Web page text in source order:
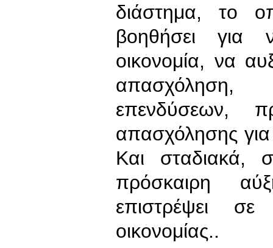
διάστημα, το
βοηθήσει για
οικονομία, να
επενδύσεων,
απασχόλησης
Και σταδιακά,
πρόσκαιρη
επιστρέψει
οικονομίας..